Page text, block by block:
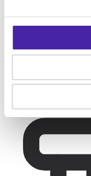
Aamulenkki
45-60 min aktiivista